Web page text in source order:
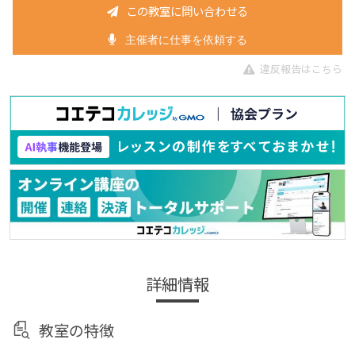
この教室に問い合わせる
主催者に仕事を依頼する
違反報告はこちら
詳細情報
教室の特徴